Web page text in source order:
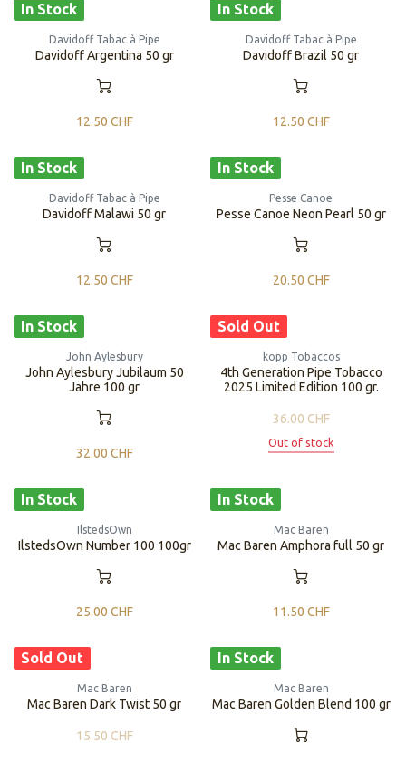
In Stock
Davidoff Tabac à Pipe
​​​​Davidoff Argentina 50 gr
12.50 CHF
In Stock
Davidoff Tabac à Pipe
​​​​Davidoff Brazil 50 gr
12.50 CHF
In Stock
Davidoff Tabac à Pipe
​​​​Davidoff Malawi 50 gr
12.50 CHF
In Stock
Pesse Canoe
Pesse Canoe Neon Pearl 50 gr
20.50 CHF
In Stock
John Aylesbury
John Aylesbury Jubilaum 50
Jahre 100 gr
32.00 CHF
Sold Out
kopp Tobaccos
4th Generation Pipe Tobacco
2025 Limited Edition 100 gr.
36.00 CHF
Out of stock
In Stock
IlstedsOwn
IlstedsOwn Number 100 100gr
25.00 CHF
In Stock
Mac Baren
Mac Baren Amphora full 50 gr
11.50 CHF
Sold Out
Mac Baren
Mac Baren Dark Twist 50 gr
15.50 CHF
In Stock
Mac Baren
Mac Baren Golden Blend 100 gr